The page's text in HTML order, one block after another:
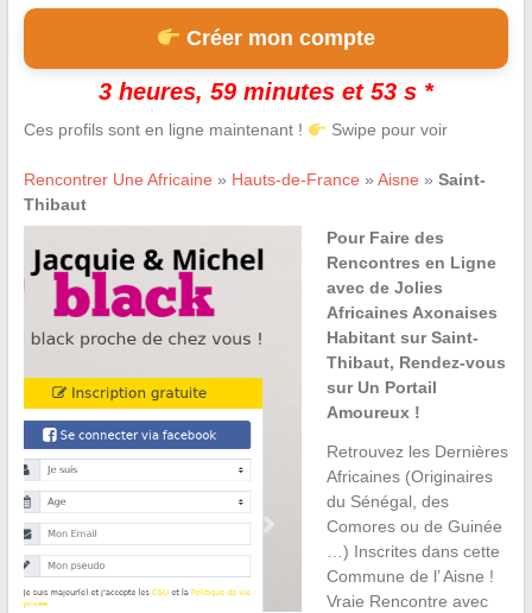
Créer mon compte
3 heures, 59 minutes et 53 s *
Ces profils sont en ligne maintenant ! Swipe pour voir
Rencontrer Une Africaine » Hauts-de-France » Aisne » Saint-
Thibaut
Pour Faire des
Rencontres en Ligne
avec de Jolies
Africaines Axonaises
Habitant sur Saint-
Thibaut, Rendez-vous
sur Un Portail
Amoureux !
Retrouvez les Dernières
Africaines (Originaires
du Sénégal, des
Comores ou de Guinée
…) Inscrites dans cette
Commune de l’ Aisne !
Vraie Rencontre avec